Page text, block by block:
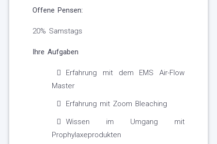
Offene Pensen:
20% Samstags
Ihre Aufgaben
Erfahrung mit dem EMS Air-Flow
Master
Erfahrung mit Zoom Bleaching
Wissen im Umgang mit
Prophylaxeprodukten